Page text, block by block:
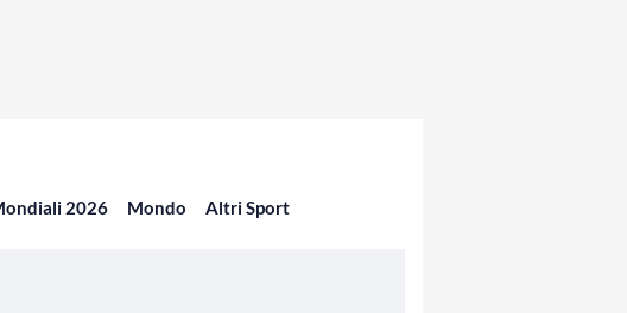
2026 Mondo Altri Sport